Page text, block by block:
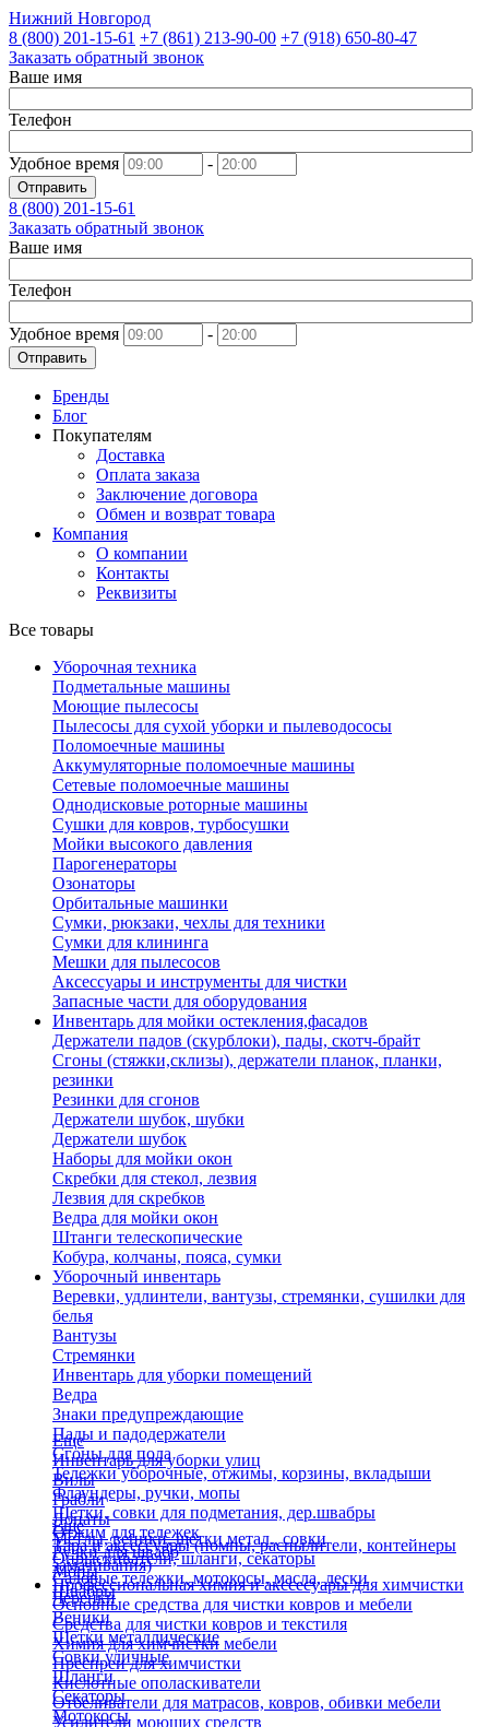
Нижний Новгород
8 (800) 201-15-61 +7 (861) 213-90-00 +7 (918) 650-80-47
Заказать обратный звонок
Ваше имя
Телефон
Удобное время -
Отправить
8 (800) 201-15-61
Заказать обратный звонок
Ваше имя
Телефон
Удобное время -
Отправить
Бренды
Блог
Покупателям
Доставка
Оплата заказа
Заключение договора
Обмен и возврат товара
Компания
О компании
Контакты
Реквизиты
Все товары
Уборочная техника
Подметальные машины
Моющие пылесосы
Пылесосы для сухой уборки и пылеводососы
Поломоечные машины
Аккумуляторные поломоечные машины
Сетевые поломоечные машины
Однодисковые роторные машины
Сушки для ковров, турбосушки
Мойки высокого давления
Парогенераторы
Озонаторы
Орбитальные машинки
Сумки, рюкзаки, чехлы для техники
Сумки для клининга
Мешки для пылесосов
Аксессуары и инструменты для чистки
Запасные части для оборудования
Инвентарь для мойки остекления,фасадов
Держатели падов (скурблоки), пады, скотч-брайт
Сгоны (стяжки,склизы), держатели планок, планки,
резинки
Резинки для сгонов
Держатели шубок, шубки
Держатели шубок
Наборы для мойки окон
Скребки для стекол, лезвия
Лезвия для скребков
Ведра для мойки окон
Штанги телескопические
Кобура, колчаны, пояса, сумки
Уборочный инвентарь
Веревки, удлинтели, вантузы, стремянки, сушилки для
белья
Вантузы
Стремянки
Инвентарь для уборки помещений
Ведра
Знаки предупреждающие
Пады и падодержатели
Сгоны для пола
Тележки уборочные, отжимы, корзины, вкладыши
Флаундеры, ручки, мопы
Щетки, совки для подметания, дер.швабры
Отжим для тележек
Ручки для швабр
Мопы
Швабры
Еще
Инвентарь для уборки улиц
Вилы
Грабли
Лопаты
Метлы, веники, щетки метал., совки
Опрыскиватели, шланги, секаторы
Садовые тележки, мотокосы, масла, лески
Черенки
Веники
Щетки металлические
Совки уличные
Шланги
Секаторы
Мотокосы
Еще
Тара и аксессуары (помпы, распылители, контейнеры
замачивания)
Профессиональная химия и акссесуары для химчистки
Основные средства для чистки ковров и мебели
Средства для чистки ковров и текстиля
Химия для химчистки мебели
Преспреи для химчистки
Кислотные ополаскиватели
Отбеливатели для матрасов, ковров, обивки мебели
Усилители моющих средств